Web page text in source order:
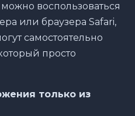
воспользоваться
или браузера Safari,
самостоятельно
просто
только из